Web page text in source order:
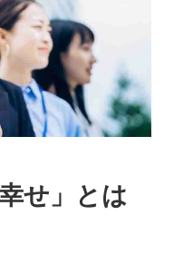
せ」とは